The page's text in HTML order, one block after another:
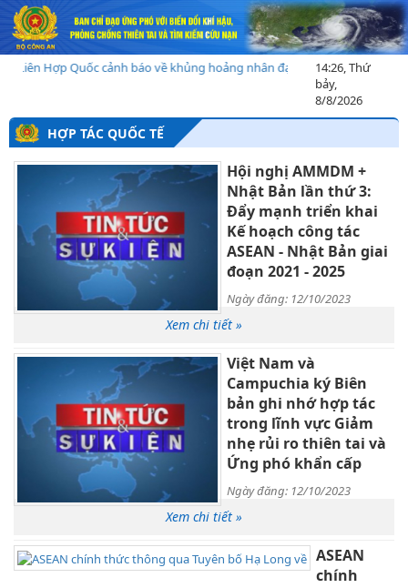
Hợp Quốc cảnh báo về khủng hoảng nhân đạo tạI Madagascar sau
14:26, Thứ
bảy,
8/8/2026
HỢP TÁC QUỐC TẾ
Hội nghị AMMDM +
Nhật Bản lần thứ 3:
Đẩy mạnh triển khai
Kế hoạch công tác
ASEAN - Nhật Bản giai
đoạn 2021 - 2025
Ngày đăng: 12/10/2023
Xem chi tiết »
Việt Nam và
Campuchia ký Biên
bản ghi nhớ hợp tác
trong lĩnh vực Giảm
nhẹ rủi ro thiên tai và
Ứng phó khẩn cấp
Ngày đăng: 12/10/2023
Xem chi tiết »
ASEAN
chính